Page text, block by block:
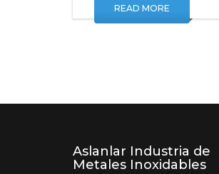
READ MORE
Aslanlar Industria de
Metales Inoxidables